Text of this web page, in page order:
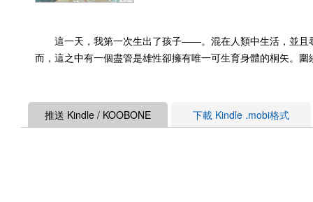
這一天，我第一次生出了孩子——。混在人類中生活，並且
而，這之中有一個盡管是雄性卻擁有唯一可生育身體的桐矢
推送 Kindle / KOOBONE 下載 Kindle .mobi格式